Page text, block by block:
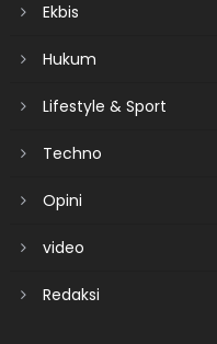
Ekbis
Hukum
Lifestyle & Sport
Techno
Opini
video
Redaksi